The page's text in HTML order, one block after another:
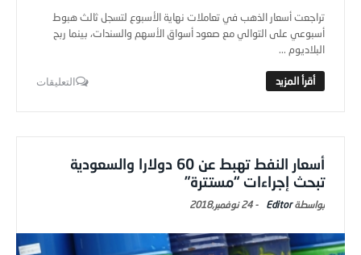
تراجعت أسعار الذهب في تعاملات نهاية الأسبوع لتسجل ثالث هبوط
أسبوعي على التوالي مع صعود أسواق الأسهم والسندات، بينما ربح
البلاديوم ...
التعليقات
أسعار النفط تهبط عن 60 دولارا والسعودية
تبحث إجراءات “مستترة”
Editor
-24 نوفمبر,2018